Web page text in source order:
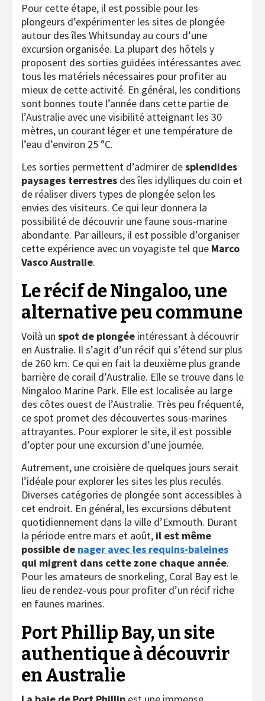
Pour cette étape, il est possible pour les
plongeurs d’expérimenter les sites de plongée
autour des îles Whitsunday au cours d’une
excursion organisée. La plupart des hôtels y
proposent des sorties guidées intéressantes avec
tous les matériels nécessaires pour profiter au
mieux de cette activité. En général, les conditions
sont bonnes toute l’année dans cette partie de
l’Australie avec une visibilité atteignant les 30
mètres, un courant léger et une température de
l’eau d’environ 25 °C.
Les sorties permettent d’admirer desplendides
paysages terrestres des îles idylliques du coin et
de réaliser divers types de plongée selon les
envies des visiteurs. Ce qui leur donnera la
possibilité de découvrir une faune sous-marine
abondante. Par ailleurs, il est possible d’organiser
cette expérience avec un voyagiste tel que Marco
Vasco Australie.
Le récif de Ningaloo, une
alternative peu commune
Voilà un spot de plongée intéressant à découvrir
en Australie. Il s’agit d’un récif qui s’étend sur plus
de 260 km. Ce qui en fait la deuxième plus grande
barrière de corail d’Australie. Elle se trouve dans le
Ningaloo Marine Park. Elle est localisée au large
des côtes ouest de l’Australie. Très peu fréquenté,
ce spot promet des découvertes sous-marines
attrayantes. Pour explorer le site, il est possible
d’opter pour une excursion d’une journée.
Autrement, une croisière de quelques jours serait
l’idéale pour explorer les sites les plus reculés.
Diverses catégories de plongée sont accessibles à
cet endroit. En général, les excursions débutent
quotidiennement dans la ville d’Exmouth. Durant
la période entre mars et août, il est même
possible de nager avec les requins-baleines
qui migrent dans cette zone chaque année.
Pour les amateurs de snorkeling, Coral Bay est le
lieu de rendez-vous pour profiter d’un récif riche
en faunes marines.
Port Phillip Bay, un site
authentique à découvrir
en Australie